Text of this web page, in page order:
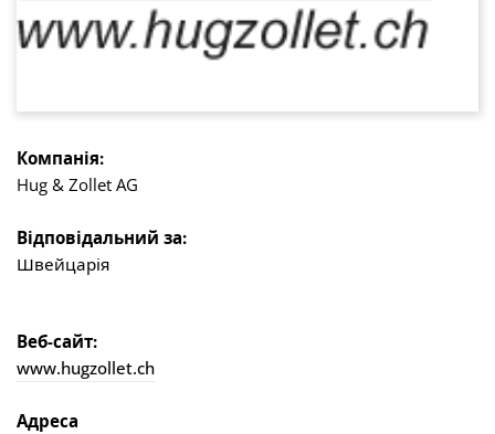
Компанія:
Hug & Zollet AG
Відповідальний за:
Швейцарія
Веб-сайт:
www.hugzollet.ch
Адреса